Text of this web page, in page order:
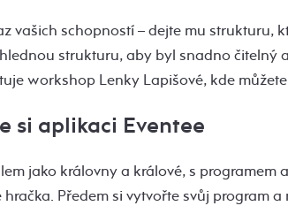
vašich schopností – dejte mu strukturu,
strukturu, aby byl snadno čitelný
workshop Lenky Lapišové, kde
si aplikaci Eventee
jako královny a králové, s programem
hračka. Předem si vytvořte svůj program